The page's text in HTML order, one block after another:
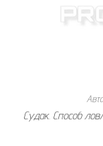
Судак. Способ